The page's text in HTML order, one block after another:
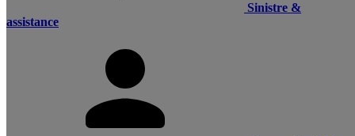
Sinistre &
assistance